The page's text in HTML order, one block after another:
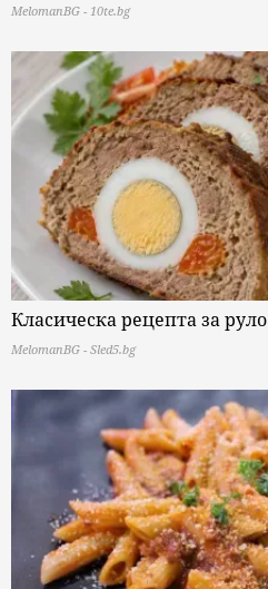
MelomanBG - 10te.bg
Класическа рецепта за
MelomanBG - Sled5.bg